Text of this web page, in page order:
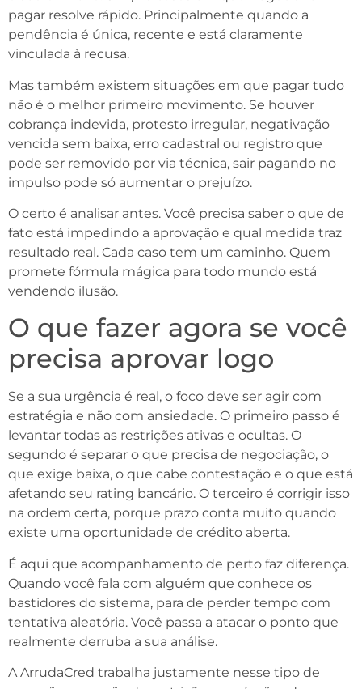
pagar resolve rápido. Principalmente quando a
pendência é única, recente e está claramente
vinculada à recusa.
Mas também existem situações em que pagar tudo
não é o melhor primeiro movimento. Se houver
cobrança indevida, protesto irregular, negativação
vencida sem baixa, erro cadastral ou registro que
pode ser removido por via técnica, sair pagando no
impulso pode só aumentar o prejuízo.
O certo é analisar antes. Você precisa saber o que de
fato está impedindo a aprovação e qual medida traz
resultado real. Cada caso tem um caminho. Quem
promete fórmula mágica para todo mundo está
vendendo ilusão.
O que fazer agora se você
precisa aprovar logo
Se a sua urgência é real, o foco deve ser agir com
estratégia e não com ansiedade. O primeiro passo é
levantar todas as restrições ativas e ocultas. O
segundo é separar o que precisa de negociação, o
que exige baixa, o que cabe contestação e o que está
afetando seu rating bancário. O terceiro é corrigir isso
na ordem certa, porque prazo conta muito quando
existe uma oportunidade de crédito aberta.
É aqui que acompanhamento de perto faz diferença.
Quando você fala com alguém que conhece os
bastidores do sistema, para de perder tempo com
tentativa aleatória. Você passa a atacar o ponto que
realmente derruba a sua análise.
A ArrudaCred trabalha justamente nesse tipo de